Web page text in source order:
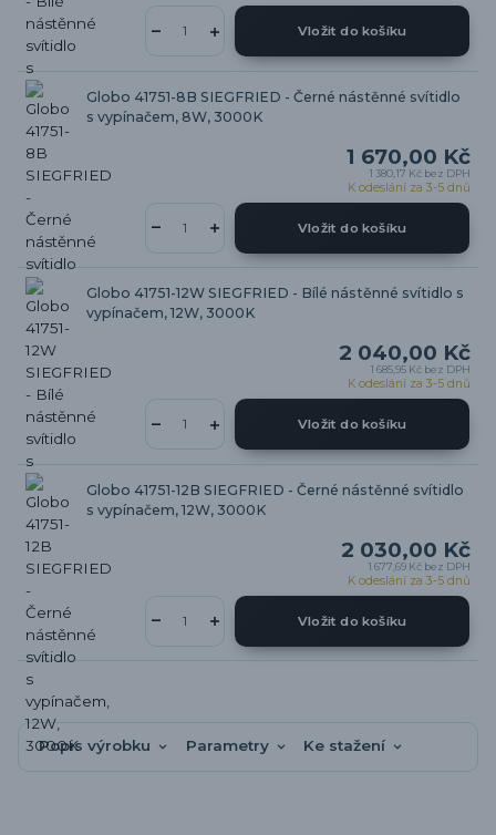
Vložit do košíku
Globo 41751-8B SIEGFRIED - Černé nástěnné svítidlo
s vypínačem, 8W, 3000K
1 670,00 Kč
1 380,17 Kč bez DPH
K odeslání za 3-5 dnů
Vložit do košíku
Globo 41751-12W SIEGFRIED - Bílé nástěnné svítidlo s
vypínačem, 12W, 3000K
2 040,00 Kč
1 685,95 Kč bez DPH
K odeslání za 3-5 dnů
Vložit do košíku
Globo 41751-12B SIEGFRIED - Černé nástěnné svítidlo
s vypínačem, 12W, 3000K
2 030,00 Kč
1 677,69 Kč bez DPH
K odeslání za 3-5 dnů
Vložit do košíku
Popis výrobku Parametry Ke stažení